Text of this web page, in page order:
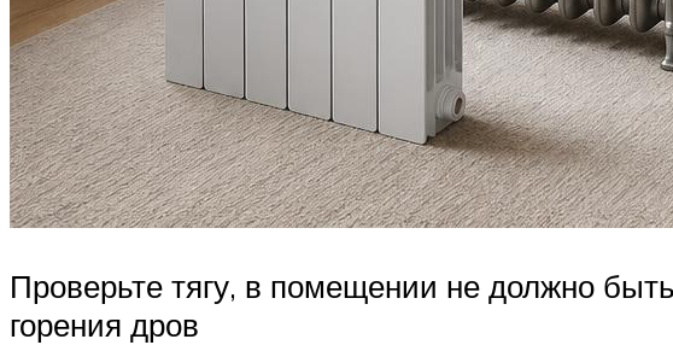
Проверьте тягу, в помещении не должно
горения дров